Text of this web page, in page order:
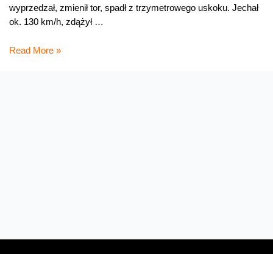
wyprzedzał, zmienił tor, spadł z trzymetrowego uskoku. Jechał
ok. 130 km/h, zdążył …
Rajd
Read More »